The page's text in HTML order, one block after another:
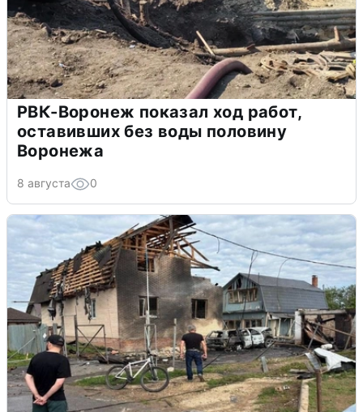
РВК-Воронеж показал ход работ,
оставивших без воды половину
Воронежа
8 августа 0